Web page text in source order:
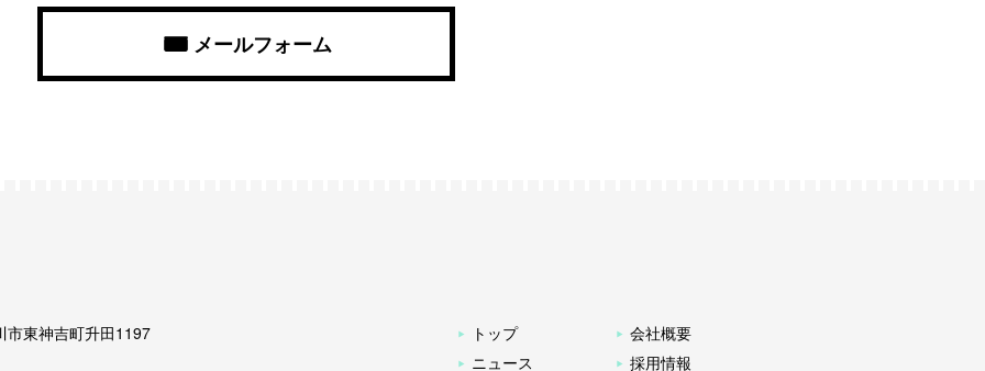
メールフォーム
市東神吉町升田1197
トップ
ニュース
会社概要
採用情報